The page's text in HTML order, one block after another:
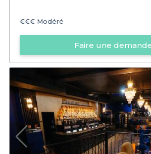
€€€ Modéré
Faire une